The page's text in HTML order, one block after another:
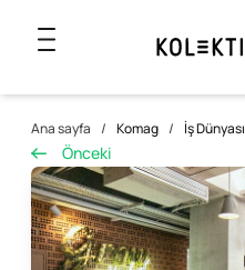
Ana sayfa / Komag / İş Dünyası
Önceki